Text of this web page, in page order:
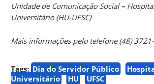
Unidade de Comunicação Social–
Universitário (HU-UFSC)
Mais informações pelo telefone (48)
Tags: Dia do Servidor Público
Universitário
HU UFSC